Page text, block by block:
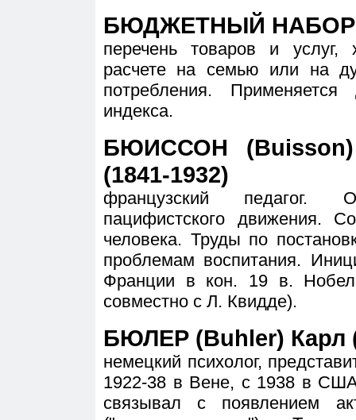
БЮДЖЕТНЫЙ НАБОР
перечень товаров и
расчете на семью или на
потребления.
индекса.
БЮИССОН
(1841-1932)
французский педагог.
пацифистского движения.
человека. Труды по
проблемам воспитания.
Франции в кон. 19 в.
совместно с Л. Квидде).
БЮЛЕР (Buhler) Карл
немецкий психолог,
1922-38 в Вене, с 1938 в
связывал с появлением